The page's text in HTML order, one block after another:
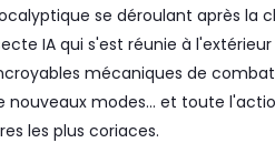
se déroulant après la
IA qui s'est réunie à
mécaniques de
nouveaux modes... et toute
les plus coriaces.